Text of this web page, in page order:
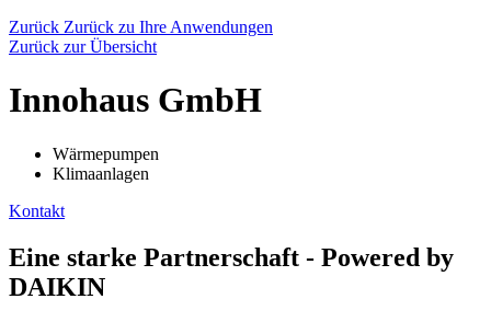
Zurück Zurück zu Ihre Anwendungen
Zurück zur Übersicht
Innohaus GmbH
Wärmepumpen
Klimaanlagen
Kontakt
Eine starke Partnerschaft - Powered by
DAIKIN